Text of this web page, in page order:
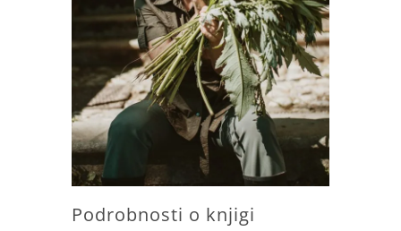
Podrobnosti o knjigi